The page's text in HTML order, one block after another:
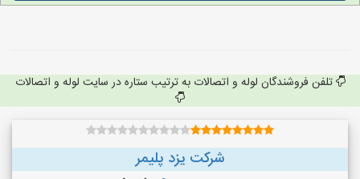
تلفن فروشندگان لوله و اتصالات به ترتیب ستاره در سایت لوله و اتصالات
شرکت یزد پلیمر